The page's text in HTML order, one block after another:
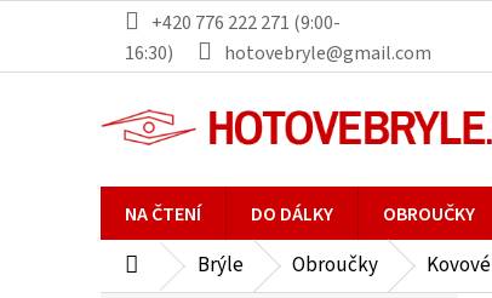
obsah
+420 776 222 271 (9:00-
16:30)
hotovebryle@gmail.com
NA ČTENÍ DO DÁLKY OBROUČKY
DomůBrýle Obroučky Kovové